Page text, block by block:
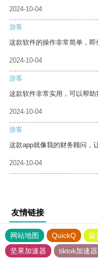
2024-10-04
游客
这款软件的操作非常简单，即
2024-10-04
游客
这款软件非常实用，可以帮助
2024-10-04
游客
这款app就像我的财务顾问，
2024-10-04
友情链接
网站地图 QuickQ 旋
坚果加速器
tiktok加速器